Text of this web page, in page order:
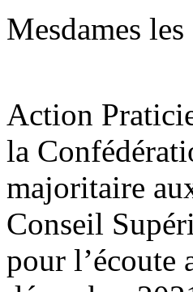
Mesdames
Action
la
majoritaire
Conseil
pour l’écoute